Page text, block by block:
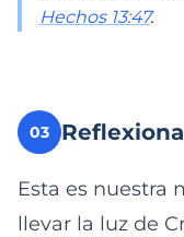
Hechos 13:47.
03 Reflexiona
Esta es nuestra
llevar la luz de